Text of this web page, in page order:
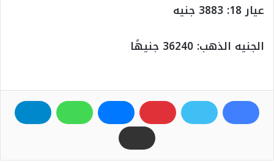
عيار 18: 3883 جنيه
الجنيه الذهب: 36240 جنيهًا